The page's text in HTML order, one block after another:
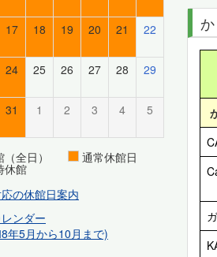
か
17 18 19 20 21 22
24 25 26 27 28 29
31 1 2 3 4 5
（全日） 通常休館日
休館
の休館日案内
ンダー
8年5月から10月まで)